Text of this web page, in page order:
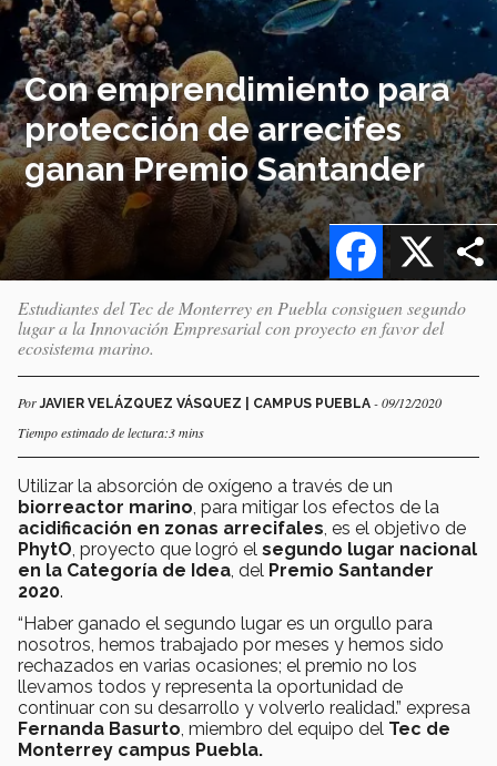
Con emprendimiento para
protección de arrecifes
ganan Premio Santander
X
Facebook
Estudiantes del Tec de Monterrey en Puebla consiguen segundo
lugar a la Innovación Empresarial con proyecto en favor del
ecosistema marino.
PorJAVIER VELÁZQUEZ VÁSQUEZ | CAMPUS PUEBLA - 09/12/2020
Tiempo estimado de lectura:3 mins
Utilizar la absorción de oxígeno a través de un
biorreactor marino , para mitigar los efectos de la
acidificación en zonas arrecifales , es el objetivo de
PhytO , proyecto que logró el segundo lugar nacional
en la Categoría de Idea , del Premio Santander
2020.
“Haber ganado el segundo lugar es un orgullo para
nosotros, hemos trabajado por meses y hemos sido
rechazados en varias ocasiones; el premio no los
llevamos todos y representa la oportunidad de
continuar con su desarrollo y volverlo realidad.” expresa
Fernanda Basurto , miembro del equipo del Tec de
Monterrey campus Puebla.